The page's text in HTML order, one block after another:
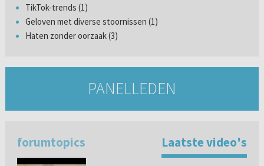
TikTok-trends (1)
Geloven met diverse stoornissen (1)
Haten zonder oorzaak (3)
PANELLEDEN
forumtopics Laatste video's